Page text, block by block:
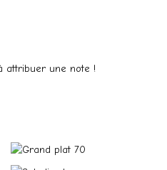
attribuer une note !